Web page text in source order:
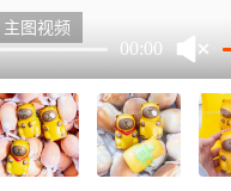
00:00
主图视频